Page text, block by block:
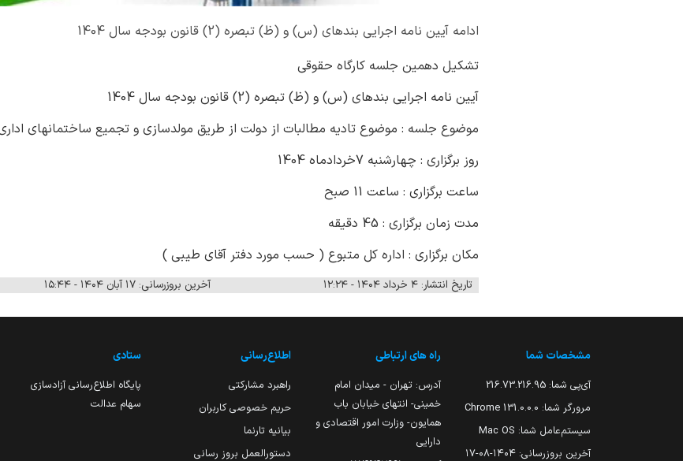
ادامه آیین نامه اجرایی بندهای (س) و (ظ) تبصره (2) قانون بودجه سال 1404
تشکیل دهمین جلسه کارگاه حقوقی
آیین نامه اجرایی بندهای (س) و (ظ) تبصره (2) قانون بودجه سال 1404
موضوع جلسه : موضوع تادیه مطالبات از دولت از طریق مولدسازی و تجمیع ساختمانهای
روز برگزاری : چهارشنبه 7خردادماه 1404
ساعت برگزاری : ساعت 11 صبح
مدت زمان برگزاری : 45 دقیقه
مکان برگزاری : اداره کل متبوع ( حسب مورد دفتر آقای طیبی )
تاریخ انتشار: ۴ خرداد ۱۴۰۴ - ۱۲:۲۴ آخرین بروزرسانی: ۱۷ آبان ۱۴۰۴ - ۱۵:۴۴
مشخصات شما
آی‌پی شما: 216.73.216.95
مرورگر شما: 131.0.0.0 Chrome
سیستم‌عامل شما: Mac OS
آخرین بروزرسانی: ۱۴۰۴-۰۸-۱۷
راه های ارتباطی
آدرس: تهران - میدان امام
خمینی- انتهای خیابان باب
همایون- وزارت امور اقتصادی و
دارایی
اطلاع‌رسانی
راهبرد مشارکتی
حریم خصوصی کاربران
بیانیه تارنما
دستورالعمل بروز رسانی
ستادی
پایگاه اطلاع‌رسانی آزادسازی
سهام عدالت